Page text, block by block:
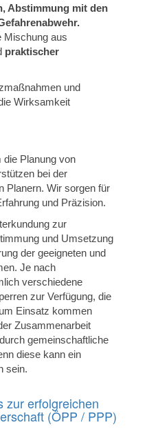
Abstimmung mit den
Mischung aus
praktischer
und
Wirksamkeit
Planung von
bei der
Planern. Wir sorgen für
und Präzision.
zur
und Umsetzung
der geeigneten und
Je nach
verschiedene
zur Verfügung, die
Einsatz kommen
Zusammenarbeit
gemeinschaftliche
diese kann ein
sein.
zur erfolgreichen
(ÖPP / PPP)